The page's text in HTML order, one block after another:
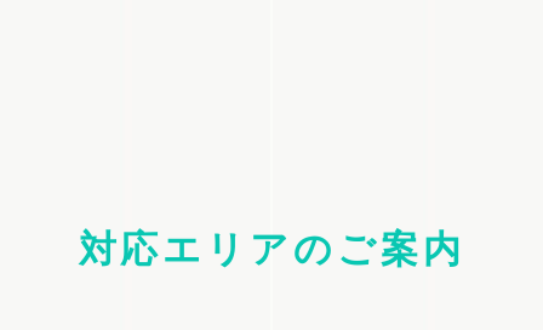
対応エリアのご案内